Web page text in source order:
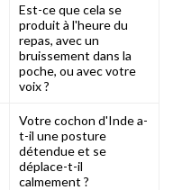
Est-ce que cela se
produit à l'heure du
repas, avec un
bruissement dans la
poche, ou avec votre
voix ?
Votre cochon d'Inde a-
t-il une posture
détendue et se
déplace-t-il
calmement ?